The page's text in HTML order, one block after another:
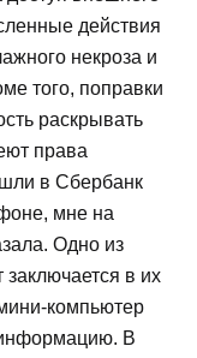
действия
некроза и
того, поправки
раскрывать
права
в Сбербанк
мне на
Одно из
в их
компьютер
В